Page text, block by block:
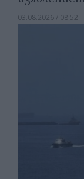
03.08.2026 / 08:52